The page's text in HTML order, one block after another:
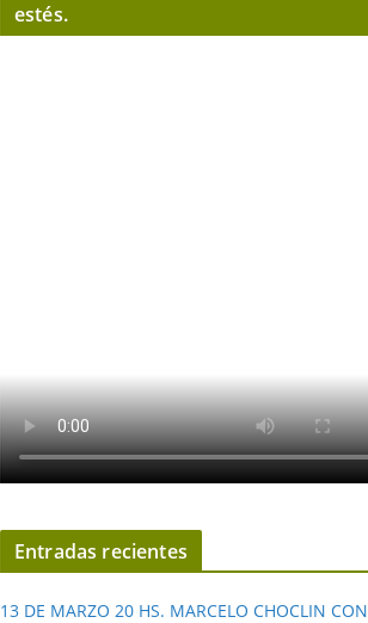
estés.
Entradas recientes
13 DE MARZO 20 HS. MARCELO CHOCLIN CON